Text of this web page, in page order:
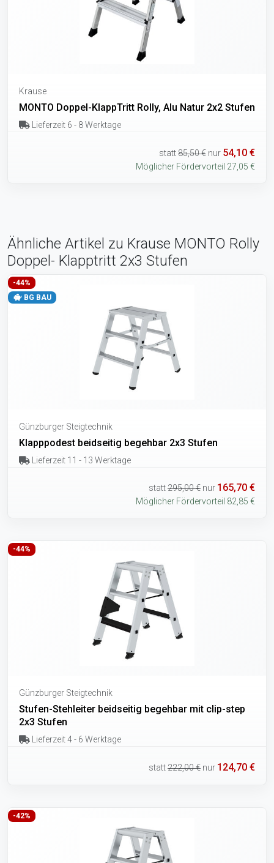
Krause
MONTO Doppel-KlappTritt Rolly, Alu Natur 2x2 Stufen
Lieferzeit 6 - 8 Werktage
statt85,50 € nur 54,10 €
Möglicher Fördervorteil 27,05 €
Ähnliche Artikel zu Krause MONTO Rolly
Doppel- Klapptritt 2x3 Stufen
-44%
BG BAU
Günzburger Steigtechnik
Klapppodest beidseitig begehbar 2x3 Stufen
Lieferzeit 11 - 13 Werktage
statt295,00 € nur 165,70 €
Möglicher Fördervorteil 82,85 €
-44%
Günzburger Steigtechnik
Stufen-Stehleiter beidseitig begehbar mit clip-step
2x3 Stufen
Lieferzeit 4 - 6 Werktage
statt222,00 € nur 124,70 €
-42%